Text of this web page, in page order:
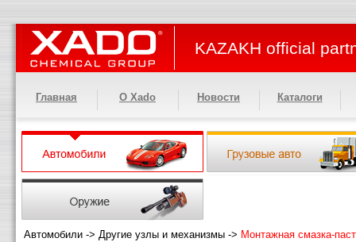
KAZAKH official
Главная О Xado Новости Каталоги
Автомобили -> Другие узлы и механизмы -> Монтажная смазка-